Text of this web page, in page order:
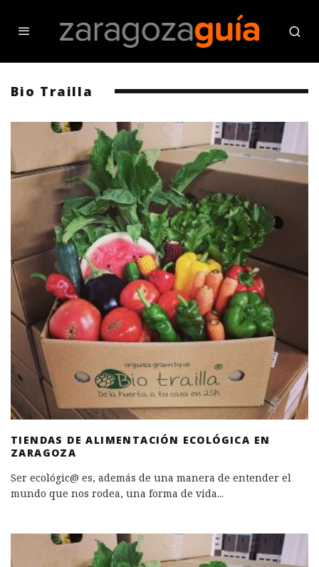
Bio Trailla
TIENDAS DE ALIMENTACIÓN ECOLÓGICA EN
ZARAGOZA
Ser ecológic@ es, además de una manera de entender el
mundo que nos rodea, una forma de vida...